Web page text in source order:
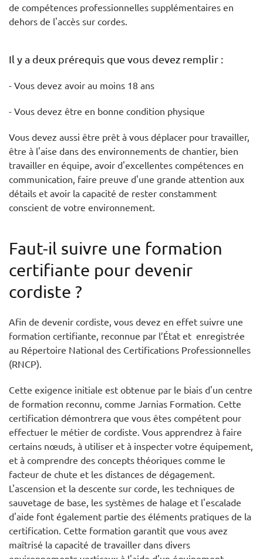
de compétences professionnelles supplémentaires en
dehors de l'accès sur cordes.
Il y a deux prérequis que vous devez remplir :
- Vous devez avoir au moins 18 ans
- Vous devez être en bonne condition physique
Vous devez aussi être prêt à vous déplacer pour travailler,
être à l'aise dans des environnements de chantier, bien
travailler en équipe, avoir d'excellentes compétences en
communication, faire preuve d'une grande attention aux
détails et avoir la capacité de rester constamment
conscient de votre environnement.
Faut-il suivre une formation
certifiante pour devenir
cordiste ?
Afin de devenir cordiste, vous devez en effet suivre une
formation certifiante, reconnue par l’État et enregistrée
au Répertoire National des Certifications Professionnelles
(RNCP).
Cette exigence initiale est obtenue par le biais d'un centre
de formation reconnu, comme Jarnias Formation. Cette
certification démontrera que vous êtes compétent pour
effectuer le métier de cordiste. Vous apprendrez à faire
certains nœuds, à utiliser et à inspecter votre équipement,
et à comprendre des concepts théoriques comme le
facteur de chute et les distances de dégagement.
L'ascension et la descente sur corde, les techniques de
sauvetage de base, les systèmes de halage et l'escalade
d'aide font également partie des éléments pratiques de la
certification. Cette formation garantit que vous avez
maîtrisé la capacité de travailler dans divers